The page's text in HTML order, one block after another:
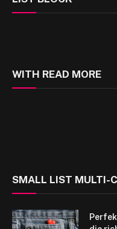
WITH READ MORE
SMALL LIST MULTI-